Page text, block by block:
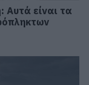
Αυτά είναι τα